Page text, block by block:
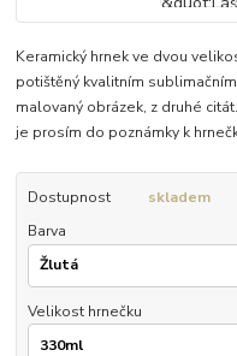
Keramický hrnek ve dvou
potištěný kvalitním
malovaný obrázek, z druhé
je prosím do poznámky k
Dostupnost
skladem
Barva
Velikost hrnečku